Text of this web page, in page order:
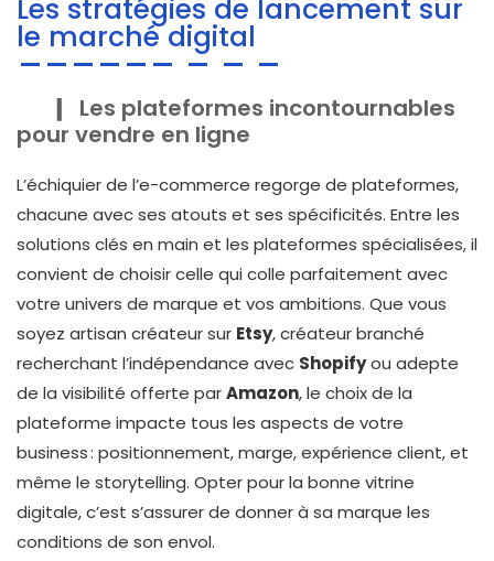
Les stratégies de lancement sur
le marché digital
Les plateformes incontournables
pour vendre en ligne
L’échiquier de l’e-commerce regorge de plateformes,
chacune avec ses atouts et ses spécificités. Entre les
solutions clés en main et les plateformes spécialisées, il
convient de choisir celle qui colle parfaitement avec
votre univers de marque et vos ambitions. Que vous
soyez artisan créateur sur Etsy, créateur branché
recherchant l’indépendance avec Shopifyou adepte
de la visibilité offerte parAmazon, le choix de la
plateforme impacte tous les aspects de votre
business : positionnement, marge, expérience client, et
même le storytelling. Opter pour la bonne vitrine
digitale, c’est s’assurer de donner à sa marque les
conditions de son envol.